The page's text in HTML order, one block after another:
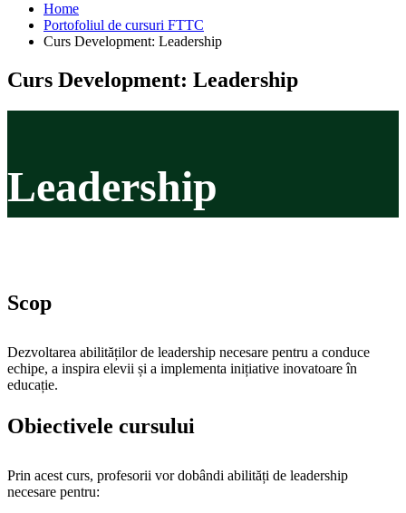
Home
Portofoliul de cursuri FTTC
Curs Development: Leadership
Curs Development: Leadership
Leadership
Scop
Dezvoltarea abilităților de leadership necesare pentru a conduce
echipe, a inspira elevii și a implementa inițiative inovatoare în
educație.
Obiectivele cursului
Prin acest curs, profesorii vor dobândi abilități de leadership
necesare pentru: